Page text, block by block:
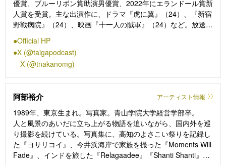
優賞、ブルーリボン賞助演男優賞、2022年にエランドール賞新
人賞を受賞。主な出演作に、ドラマ『虎に翼』（24）、『新宿
野戦病院』（24）、映画『十一人の賊軍』（24）など。放送中
豊臣秀長役を務めている。公開待機作として映画『開戦前夜』
（7月31日公開）、『SUKIYAKI 上を向いて歩こう』（12月25
日公開）などがある。
Official HP
X (@taigapodcast)
X (@tnakanomg)
阿部裕介 アーティスト情報
1989年、東京生まれ。写真家。青山学院大学経営学部卒。
人と風景のあいだに立ち上がる物語を追いながら、国内外を巡
り撮影を続けている。写真集に、高知のよさこい祭りを記録し
た『ヨサリコイ』、今井浜海岸で家族を撮った『Moments Will
Fade』、インドを旅した『Relagaadee』『Shanti Shanti』な